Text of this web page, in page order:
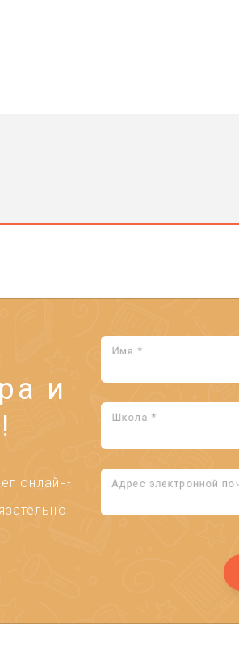
и
онлайн-
Имя *
Школа *
Адрес электронной